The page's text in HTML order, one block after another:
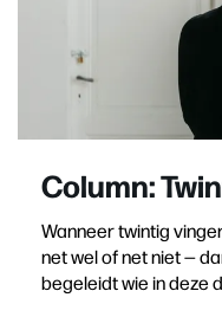
Column:
Wanneer twintig
net wel of net niet —
begeleidt wie in deze